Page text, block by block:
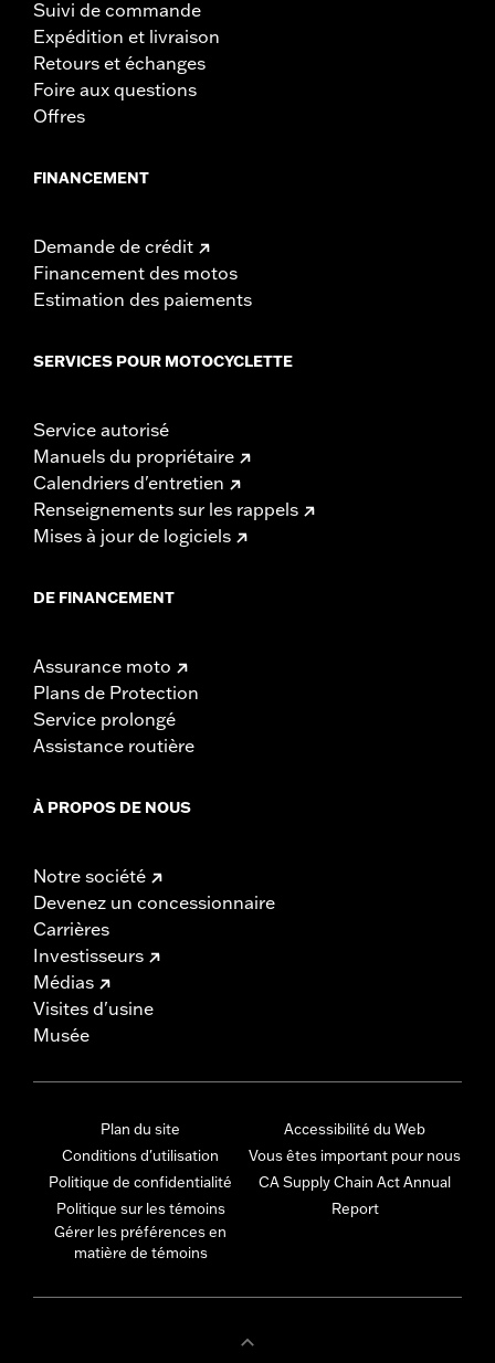
Suivi de commande
Expédition et livraison
Retours et échanges
Foire aux questions
Offres
FINANCEMENT
Demande de crédit
Financement des motos
Estimation des paiements
SERVICES POUR MOTOCYCLETTE
Service autorisé
Manuels du propriétaire
Calendriers d'entretien
Renseignements sur les rappels
Mises à jour de logiciels
DE FINANCEMENT
Assurance moto
Plans de Protection
Service prolongé
Assistance routière
À PROPOS DE NOUS
Notre société
Devenez un concessionnaire
Carrières
Investisseurs
Médias
Visites d'usine
Musée
Plan du site
Conditions d'utilisation
Politique de confidentialité
Politique sur les témoins
Gérer les préférences en
matière de témoins
Accessibilité du Web
Vous êtes important pour nous
CA Supply Chain Act Annual
Report